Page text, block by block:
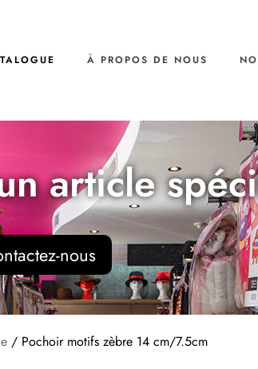
À PROPOS DE NOUS
article
nous
/ Pochoir motifs zèbre 14 cm/7.5cm